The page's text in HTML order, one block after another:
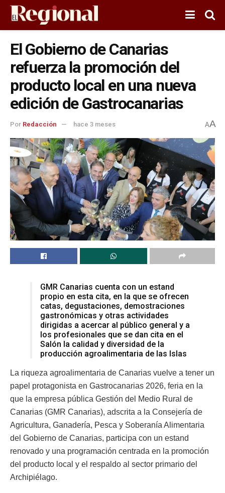
El Gobierno de Canarias
refuerza la promoción del
producto local en una nueva
edición de Gastrocanarias
Por Redacción hace 3 meses AA
GMR Canarias cuenta con un estand
propio en esta cita, en la que se ofrecen
catas, degustaciones, demostraciones
gastronómicas y otras actividades
dirigidas a acercar al público general y a
los profesionales que se dan cita en el
Salón la calidad y diversidad de la
producción agroalimentaria de las Islas
La riqueza agroalimentaria de Canarias vuelve a tener un
papel protagonista en Gastrocanarias 2026, feria en la
que la empresa pública Gestión del Medio Rural de
Canarias (GMR Canarias), adscrita a la Consejería de
Agricultura, Ganadería, Pesca y Soberanía Alimentaria
del Gobierno de Canarias, participa con un estand
renovado y una programación centrada en la promoción
del producto local y el respaldo al sector primario del
Archipiélago.